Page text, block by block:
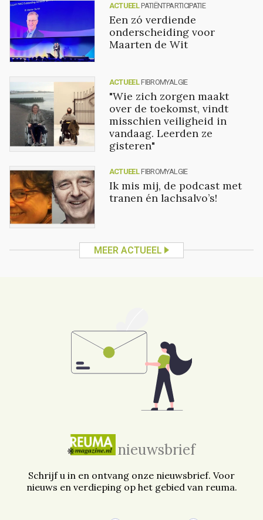
ACTUEEL PATIËNTPARTICIPATIE
Een zó verdiende
onderscheiding voor
Maarten de Wit
ACTUEEL FIBROMYALGIE
"Wie zich zorgen maakt
over de toekomst, vindt
misschien veiligheid in
vandaag. Leerden ze
gisteren"
ACTUEEL FIBROMYALGIE
Ik mis mij, de podcast met
tranen én lachsalvo’s!
MEER ACTUEEL
nieuwsbrief
Schrijf u in en ontvang onze nieuwsbrief. Voor
nieuws en verdieping op het gebied van reuma.